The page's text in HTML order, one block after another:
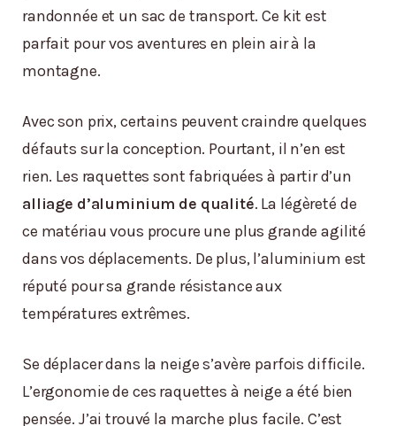
randonnée et un sac de transport. Ce kit est
parfait pour vos aventures en plein air à la
montagne.
Avec son prix, certains peuvent craindre quelques
défauts sur la conception. Pourtant, il n’en est
rien. Les raquettes sont fabriquées à partir d’un
alliage d’aluminium de qualité. La légèreté de
ce matériau vous procure une plus grande agilité
dans vos déplacements. De plus, l’aluminium est
réputé pour sa grande résistance aux
températures extrêmes.
Se déplacer dans la neige s’avère parfois difficile.
L’ergonomie de ces raquettes à neige a été bien
pensée. J’ai trouvé la marche plus facile. C’est